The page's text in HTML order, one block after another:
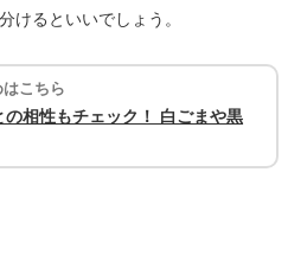
けるといいでしょう。
こちら
相性もチェック！ 白ごまや黒